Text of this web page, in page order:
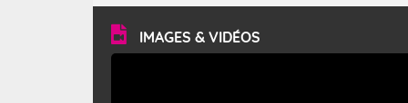
vitesse moyenne de 50 km/h et atteindre 80 à 100 km/h
en rafales, parfois davantage. Il parcourt la basse vallée
du Rhône et la Provence et envahit le littoral
méditerranéen à partir de la Camargue.
IMAGES & VIDÉOS